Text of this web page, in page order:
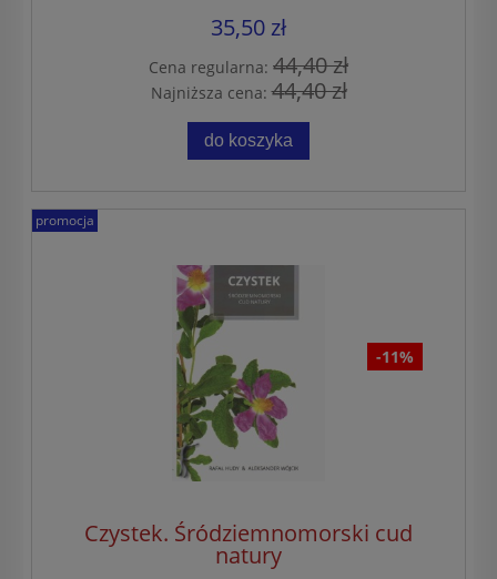
powszechnych dolegliwościach
35,50 zł
Cena regularna: 44,40 zł
Najniższa cena:44,40 zł
do koszyka
-11%
Czystek. Śródziemnomorski cud
natury
promocja